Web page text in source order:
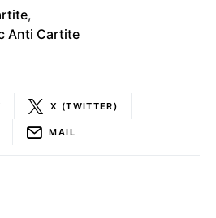
,
Anti Cartite
X (TWITTER)
MAIL